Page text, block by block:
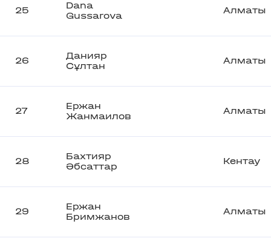
25
Dana
Gussarova
Алматы
26
Данияр
Сұлтан
Алматы
27
Ержан
Жанмаилов
Алматы
28
Бахтияр
Әбсаттар
Кентау
29
Ержан
Бримжанов
Алматы